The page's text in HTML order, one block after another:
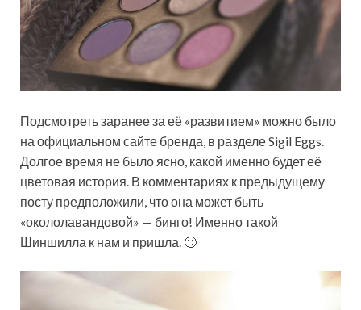
Подсмотреть заранее за её «развитием» можно было
на официальном сайте бренда, в разделе Sigil Eggs.
Долгое время не было ясно, какой именно будет её
цветовая история. В комментариях к предыдущему
посту предположили, что она может быть
«окололавандовой» — бинго! Именно такой
Шиншилла к нам и пришла. 🙂